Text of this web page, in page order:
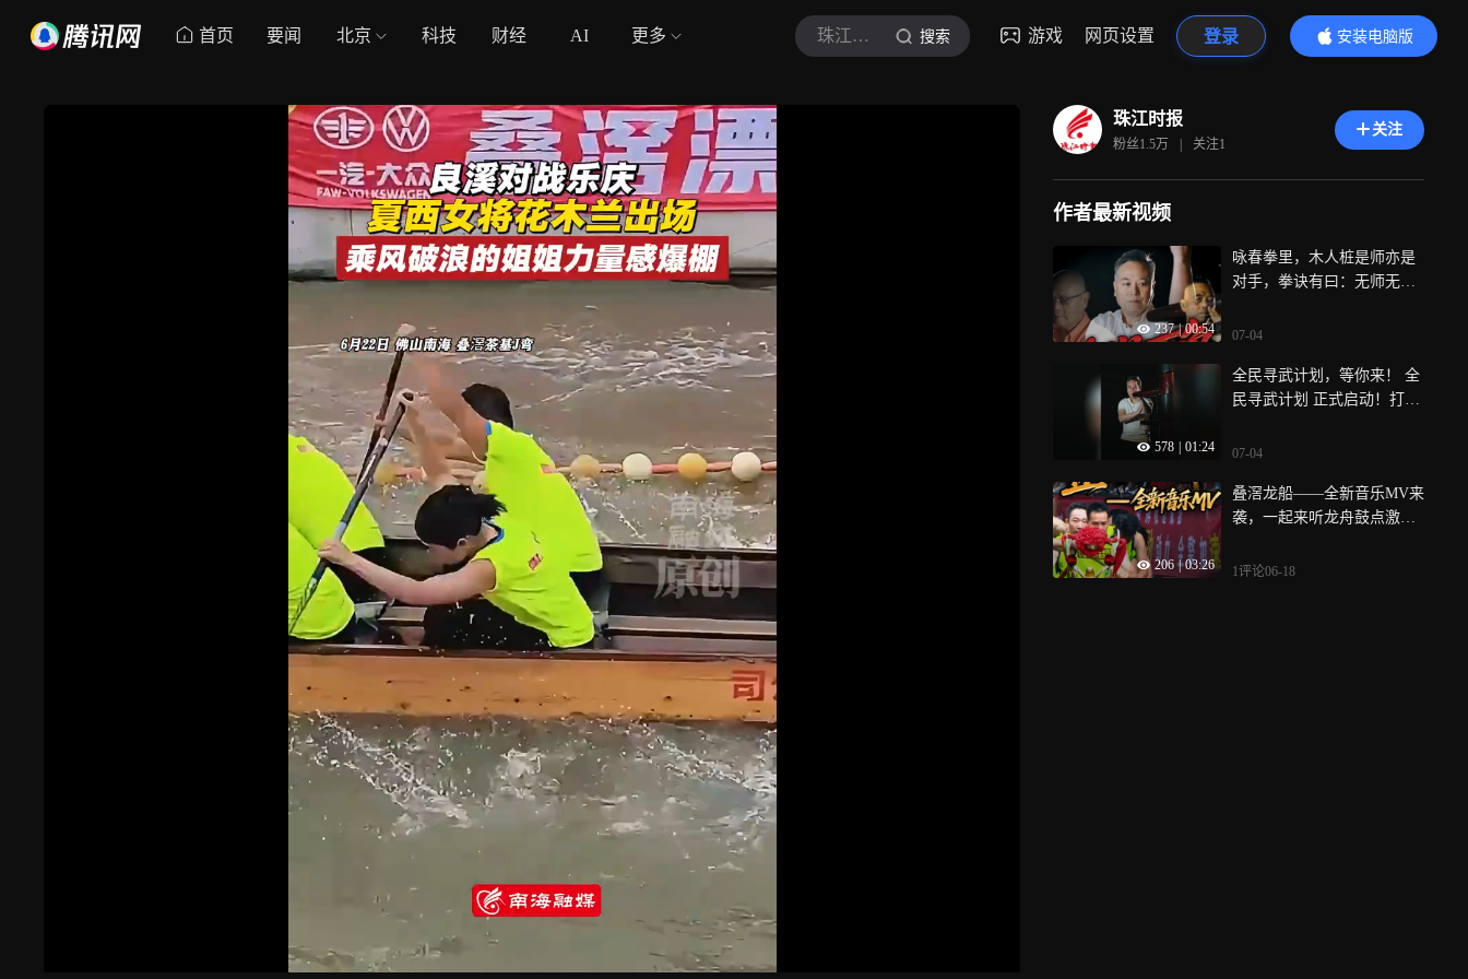
首页 要闻 北京 科技 财经 AI 更多 珠江时报 搜索 游戏 网页设置 登录
安装电脑版
内容更精彩
珠江时报
粉丝1.5万 | 关注1
关注
作者最新视频
237 | 00:54
咏春拳里，木人桩是师亦是
对手，拳诀有曰：无师无对
法，在不同的支派手中，却
法可谓一招见万象，百川归
海，最长的70岁，老中青少
新枝，生生不息”的传承图景
07-04
578 01:24
全民寻武计划，等你来！ 全
民寻武计划 正式启动！打一
事打 call：我是XXX（支系
称），习武多少年/创馆多少
年，我在（们）佛山等你
07-04
206 | 03:26
叠滘龙船——全新音乐MV来
袭，一起来听龙舟鼓点激荡
瞬间
1评论06-18